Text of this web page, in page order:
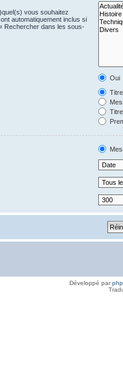
vous souhaitez
automatiquement inclus si
Rechercher dans les sous-
Oui
Développé par